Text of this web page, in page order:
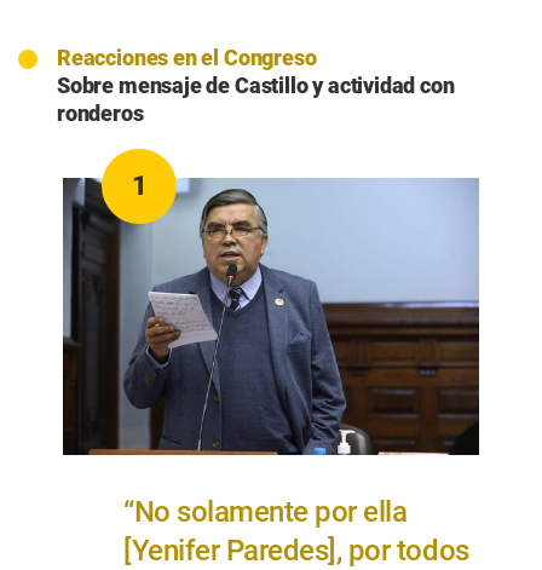
Reacciones en el Congreso
Sobre mensaje de Castillo y actividad con
ronderos
1
“No solamente por ella
[Yenifer Paredes], por todos